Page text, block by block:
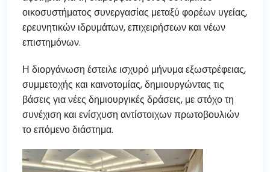
οικοσυστήματος συνεργασίας μεταξύ φορέων υγείας,
ερευνητικών ιδρυμάτων, επιχειρήσεων και νέων
επιστημόνων.
Η διοργάνωση έστειλε ισχυρό μήνυμα εξωστρέφειας,
συμμετοχής και καινοτομίας, δημιουργώντας τις
βάσεις για νέες δημιουργικές δράσεις, με στόχο τη
συνέχιση και ενίσχυση αντίστοιχων πρωτοβουλιών
το επόμενο διάστημα.